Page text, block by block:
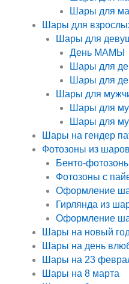
Шары для
Шары для
Шары для
День МАМЫ
Шары для
Шары для
Шары для
Шары для
Шары для
Шары на гендер
Фотозоны из шаров
Бенто-
Фотозоны с
Оформление
Гирлянда из
Оформление
Шары на новый год
Шары на день
Шары на 23
Шары на 8 марта